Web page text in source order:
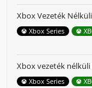
Xbox Vezeték
Xbox Series
Xbox vezeték
Xbox Series